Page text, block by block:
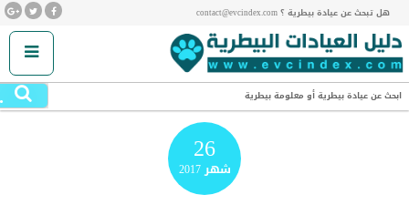
هل تبحث عن عيادة بيطرية ؟ contact@evcindex.com
ابحث عن عيادة بيطرية أو معلومة بيطرية
26
شهر2017